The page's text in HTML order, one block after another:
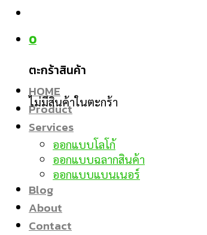
0
ตะกร้าสินค้า
ไม่มีสินค้าในตะกร้า
HOME
Product
Services
ออกแบบโลโก้
ออกแบบฉลากสินค้า
ออกแบบแบนเนอร์
Blog
About
Contact